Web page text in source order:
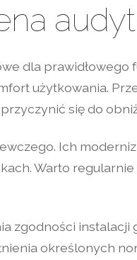
dla prawidłowego
użytkowania.
się do
Ich
Warto
zgodności instalacji
określonych